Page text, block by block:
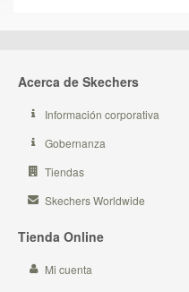
Acerca de Skechers
Información corporativa
Gobernanza
Tiendas
Skechers Worldwide
Tienda Online
Mi cuenta